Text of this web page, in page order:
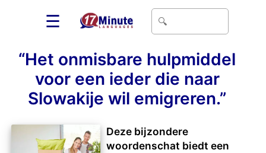
☰
“Het onmisbare hulpmiddel
voor een ieder die naar
Slowakije wil emigreren.”
Deze bijzondere
woordenschat biedt een